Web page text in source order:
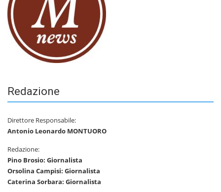
Redazione
Direttore Responsabile:
Antonio Leonardo MONTUORO
Redazione:
Pino Brosio: Giornalista
Orsolina Campisi: Giornalista
Caterina Sorbara: Giornalista